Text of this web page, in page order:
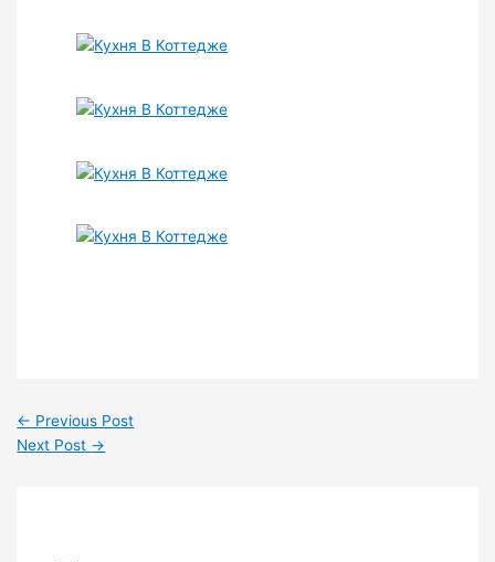
← Previous Post
Next Post →